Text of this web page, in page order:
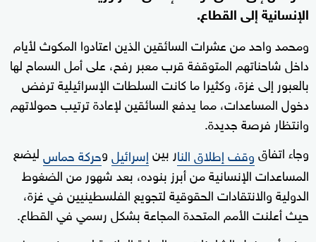
الإنسانية إلى القطاع.
ومحمد واحد من عشرات السائقين الذين اعتادوا المكوث لأيام
داخل شاحناتهم المتوقفة قرب معبر رفح، على أمل السماح لها
بالعبور إلى غزة، وكثيرا ما كانت السلطات الإسرائيلية ترفض
دخول المساعدات، مما يدفع السائقين لإعادة ترتيب حمولاتهم
وانتظار فرصة جديدة.
وجاء اتفاقوقف إطلاق النار بينإسرائيلوحركة حماسليضع
المساعدات الإنسانية من أبرز بنوده، بعد شهور من الضغوط
الدولية والانتقادات الحقوقية لتجويع الفلسطينيين في غزة،
حيث أعلنت الأمم المتحدة المجاعة بشكل رسمي في القطاع.